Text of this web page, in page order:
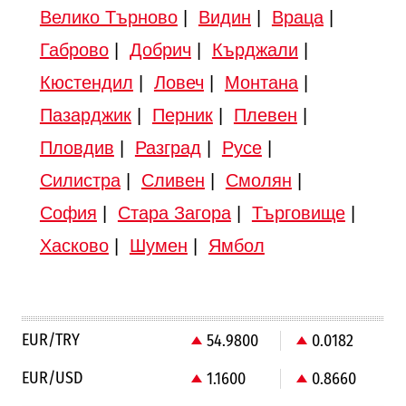
Велико Търново| Видин Враца|
Габрово| Добрич Кърджали
Кюстендил
Ловеч Монтана|
Пазарджик| Перник| Плевен
Пловдив
Разград Русе|
Силистра| Сливен Смолян
София
Стара Загора| Търговище|
Хасково| Шумен Ямбол
EUR/TRY 54.9800
0.0182
EUR/USD
1.1600 0.8660